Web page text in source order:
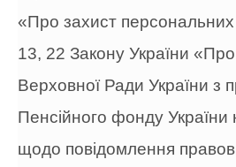
«Про захист
13, 22 Закону України
Верховної Ради України з
Пенсійного фонду України
щодо повідомлення